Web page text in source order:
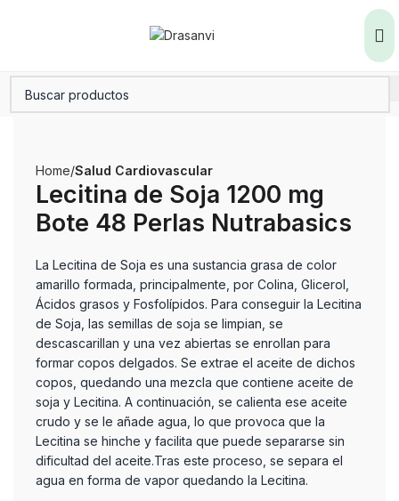
Home Salud Cardiovascular
Lecitina de Soja 1200 mg
Bote 48 Perlas Nutrabasics
La Lecitina de Soja es una sustancia grasa de color
amarillo formada, principalmente, por Colina, Glicerol,
Ácidos grasos y Fosfolípidos. Para conseguir la Lecitina
de Soja, las semillas de soja se limpian, se
descascarillan y una vez abiertas se enrollan para
formar copos delgados. Se extrae el aceite de dichos
copos, quedando una mezcla que contiene aceite de
soja y Lecitina. A continuación, se calienta ese aceite
crudo y se le añade agua, lo que provoca que la
Lecitina se hinche y facilita que puede separarse sin
dificultad del aceite.Tras este proceso, se separa el
agua en forma de vapor quedando la Lecitina.